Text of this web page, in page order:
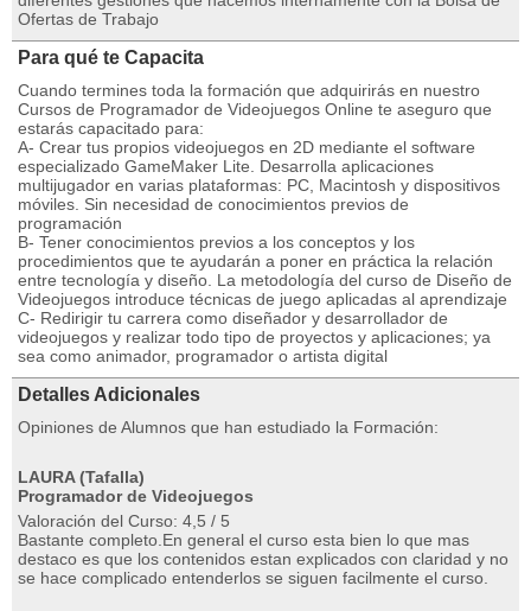
Ofertas de Trabajo
Para qué te Capacita
Cuando termines toda la formación que adquirirás en nuestro
Cursos de Programador de Videojuegos Online te aseguro que
estarás capacitado para:
A- Crear tus propios videojuegos en 2D mediante el software
especializado GameMaker Lite. Desarrolla aplicaciones
multijugador en varias plataformas: PC, Macintosh y dispositivos
móviles. Sin necesidad de conocimientos previos de
programación
B- Tener conocimientos previos a los conceptos y los
procedimientos que te ayudarán a poner en práctica la relación
entre tecnología y diseño. La metodología del curso de Diseño de
Videojuegos introduce técnicas de juego aplicadas al aprendizaje
C- Redirigir tu carrera como diseñador y desarrollador de
videojuegos y realizar todo tipo de proyectos y aplicaciones; ya
sea como animador, programador o artista digital
Detalles Adicionales
Opiniones de Alumnos que han estudiado la Formación:
LAURA (Tafalla)
Programador de Videojuegos
Valoración del Curso: 4,5 / 5
Bastante completo.En general el curso esta bien lo que mas
destaco es que los contenidos estan explicados con claridad y no
se hace complicado entenderlos se siguen facilmente el curso.